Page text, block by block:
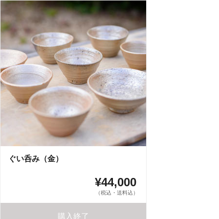
ぐい呑み（金）
¥44,000
（税込・送料込）
購入終了